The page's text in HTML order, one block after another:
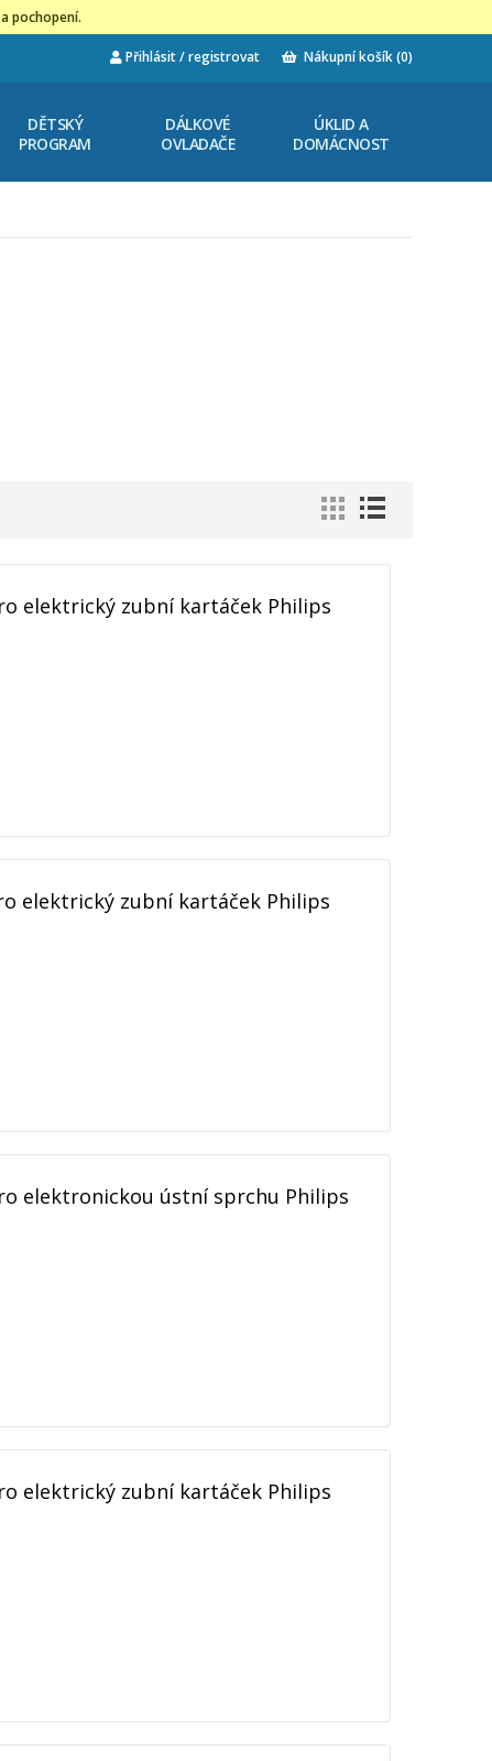
pochopení.
Přihlásit / registrovat Nákupní košík(0)
DĚTSKÝ
PROGRAM
DÁLKOVÉ
OVLADAČE
ÚKLID A
DOMÁCNOST
elektrický zubní kartáček Philips
elektrický zubní kartáček Philips
elektronickou ústní sprchu Philips
elektrický zubní kartáček Philips